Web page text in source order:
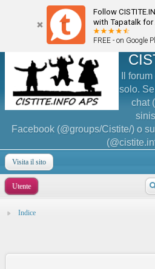
Follow
with Tapatalk for
FREE - on Google
Il
solo.
chat
Facebook (@groups/Cistite/) o
Visita il sito
Utente
Indice